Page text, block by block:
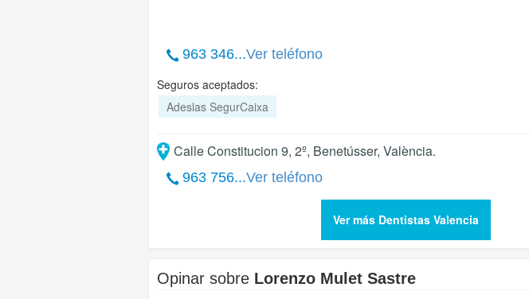
963 346...Ver teléfono
Seguros aceptados:
Adeslas SegurCaixa
Calle Constitucion 9, 2º, Benetússer, València.
963 756...Ver teléfono
Ver más Dentistas Valencia
Opinar sobre Lorenzo Mulet Sastre